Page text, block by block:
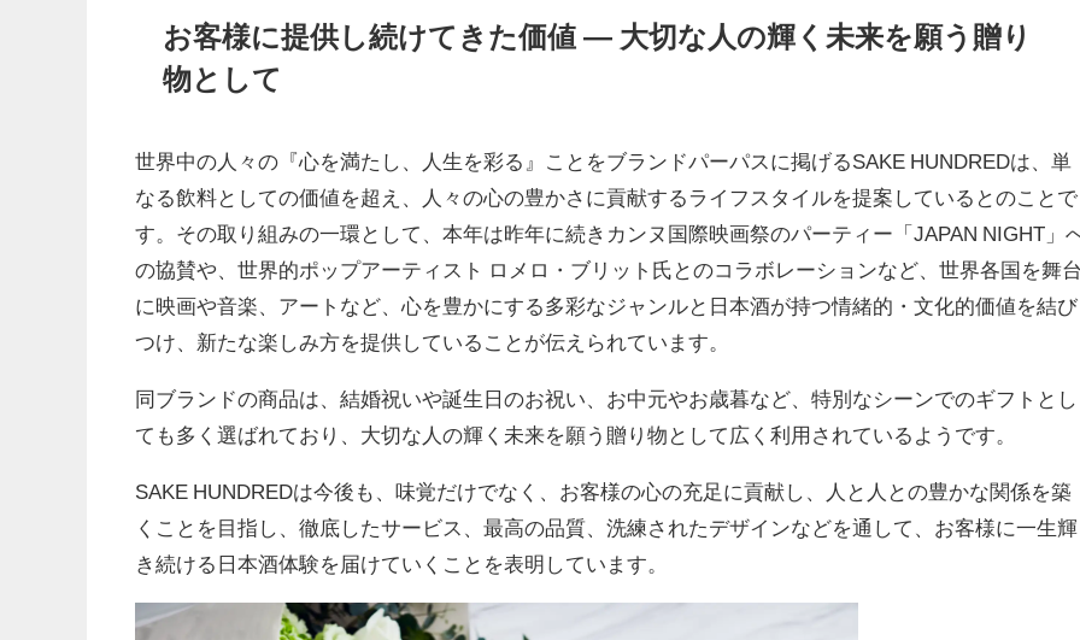
お客様に提供し続けてきた価値 — 大切な人の輝く未来を願う贈り
物として
世界中の人々の『心を満たし、人生を彩る』ことをブランドパーパスに掲げるSAKE HUNDREDは、単
なる飲料としての価値を超え、人々の心の豊かさに貢献するライフスタイルを提案しているとのことで
す。その取り組みの一環として、本年は昨年に続きカンヌ国際映画祭のパーティー「JAPAN NIGHT」
の協賛や、世界的ポップアーティスト ロメロ・ブリット氏とのコラボレーションなど、世界各国を舞
に映画や音楽、アートなど、心を豊かにする多彩なジャンルと日本酒が持つ情緒的・文化的価値を結び
つけ、新たな楽しみ方を提供していることが伝えられています。
同ブランドの商品は、結婚祝いや誕生日のお祝い、お中元やお歳暮など、特別なシーンでのギフトとし
ても多く選ばれており、大切な人の輝く未来を願う贈り物として広く利用されているようです。
SAKE HUNDREDは今後も、味覚だけでなく、お客様の心の充足に貢献し、人と人との豊かな関係を築
くことを目指し、徹底したサービス、最高の品質、洗練されたデザインなどを通して、お客様に一生輝
き続ける日本酒体験を届けていくことを表明しています。